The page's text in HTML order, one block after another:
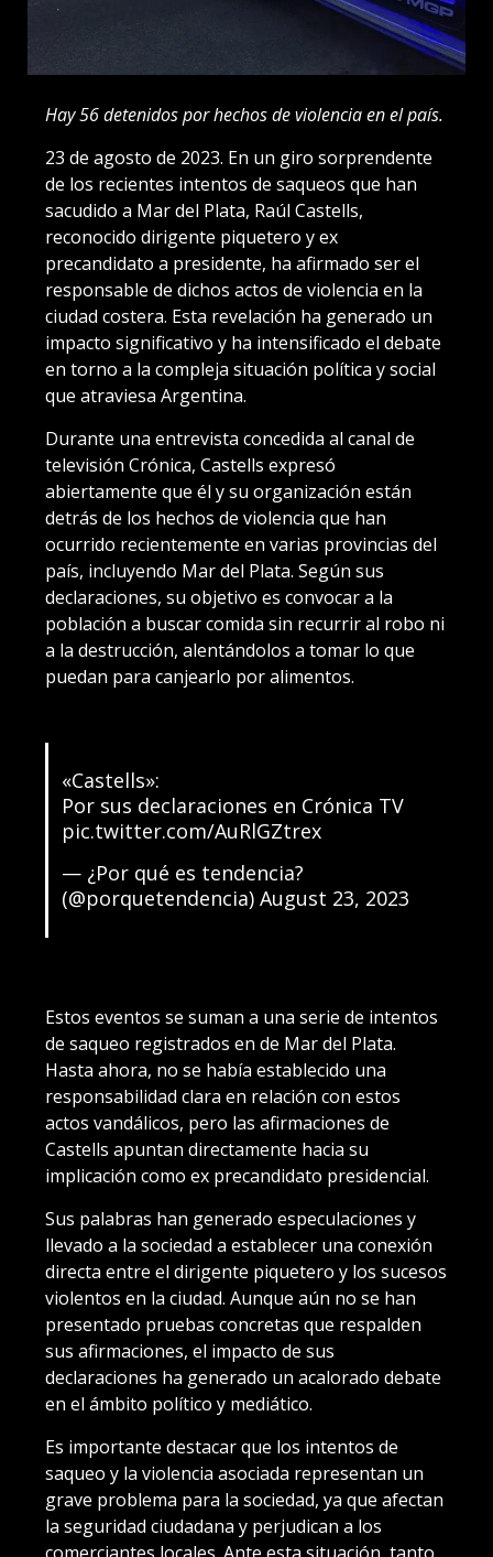
Hay 56 detenidos por hechos de violencia en el país.
23 de agosto de 2023. En un giro sorprendente
de los recientes intentos de saqueos que han
sacudido a Mar del Plata, Raúl Castells,
reconocido dirigente piquetero y ex
precandidato a presidente, ha afirmado ser el
responsable de dichos actos de violencia en la
ciudad costera. Esta revelación ha generado un
impacto significativo y ha intensificado el debate
en torno a la compleja situación política y social
que atraviesa Argentina.
Durante una entrevista concedida al canal de
televisión Crónica, Castells expresó
abiertamente que él y su organización están
detrás de los hechos de violencia que han
ocurrido recientemente en varias provincias del
país, incluyendo Mar del Plata. Según sus
declaraciones, su objetivo es convocar a la
población a buscar comida sin recurrir al robo ni
a la destrucción, alentándolos a tomar lo que
puedan para canjearlo por alimentos.
«Castells»:
Por sus declaraciones en Crónica TV
pic.twitter.com/AuRlGZtrex
— ¿Por qué es tendencia?
(@porquetendencia) August 23, 2023
Estos eventos se suman a una serie de intentos
de saqueo registrados en de Mar del Plata.
Hasta ahora, no se había establecido una
responsabilidad clara en relación con estos
actos vandálicos, pero las afirmaciones de
Castells apuntan directamente hacia su
implicación como ex precandidato presidencial.
Sus palabras han generado especulaciones y
llevado a la sociedad a establecer una conexión
directa entre el dirigente piquetero y los sucesos
violentos en la ciudad. Aunque aún no se han
presentado pruebas concretas que respalden
sus afirmaciones, el impacto de sus
declaraciones ha generado un acalorado debate
en el ámbito político y mediático.
Es importante destacar que los intentos de
saqueo y la violencia asociada representan un
grave problema para la sociedad, ya que afectan
la seguridad ciudadana y perjudican a los